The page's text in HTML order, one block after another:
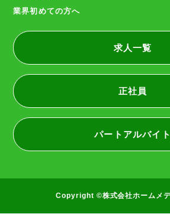
業界初めての方へ
求人一覧
正社員
パートアルバイト
Copyright ©株式会社ホームメ